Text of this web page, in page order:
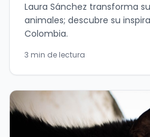
Laura Sánchez transforma
animales; descubre su
Colombia.
3 min de lectura